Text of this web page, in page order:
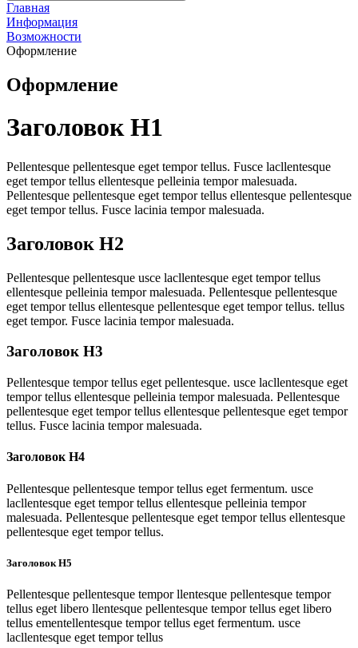
Главная
Информация
Возможности
Оформление
Оформление
Заголовок H1
Pellentesque pellentesque eget tempor tellus. Fusce lacllentesque
eget tempor tellus ellentesque pelleinia tempor malesuada.
Pellentesque pellentesque eget tempor tellus ellentesque pellentesque
eget tempor tellus. Fusce lacinia tempor malesuada.
Заголовок H2
Pellentesque pellentesque usce lacllentesque eget tempor tellus
ellentesque pelleinia tempor malesuada. Pellentesque pellentesque
eget tempor tellus ellentesque pellentesque eget tempor tellus. tellus
eget tempor. Fusce lacinia tempor malesuada.
Заголовок H3
Pellentesque tempor tellus eget pellentesque. usce lacllentesque eget
tempor tellus ellentesque pelleinia tempor malesuada. Pellentesque
pellentesque eget tempor tellus ellentesque pellentesque eget tempor
tellus. Fusce lacinia tempor malesuada.
Заголовок H4
Pellentesque pellentesque tempor tellus eget fermentum. usce
lacllentesque eget tempor tellus ellentesque pelleinia tempor
malesuada. Pellentesque pellentesque eget tempor tellus ellentesque
pellentesque eget tempor tellus.
Заголовок H5
Pellentesque pellentesque tempor llentesque pellentesque tempor
tellus eget libero llentesque pellentesque tempor tellus eget libero
tellus ementellentesque tempor tellus eget fermentum. usce
lacllentesque eget tempor tellus